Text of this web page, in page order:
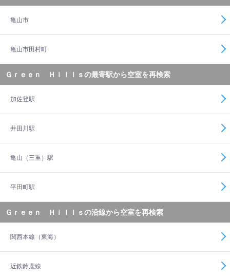
亀山市
亀山市田村町
Ｇｒｅｅｎ Ｈｉｌｌｓの最寄駅から空室を再検索
加佐登駅
井田川駅
亀山（三重）駅
平田町駅
Ｇｒｅｅｎ Ｈｉｌｌｓの沿線から空室を再検索
関西本線（東海）
近鉄鈴鹿線